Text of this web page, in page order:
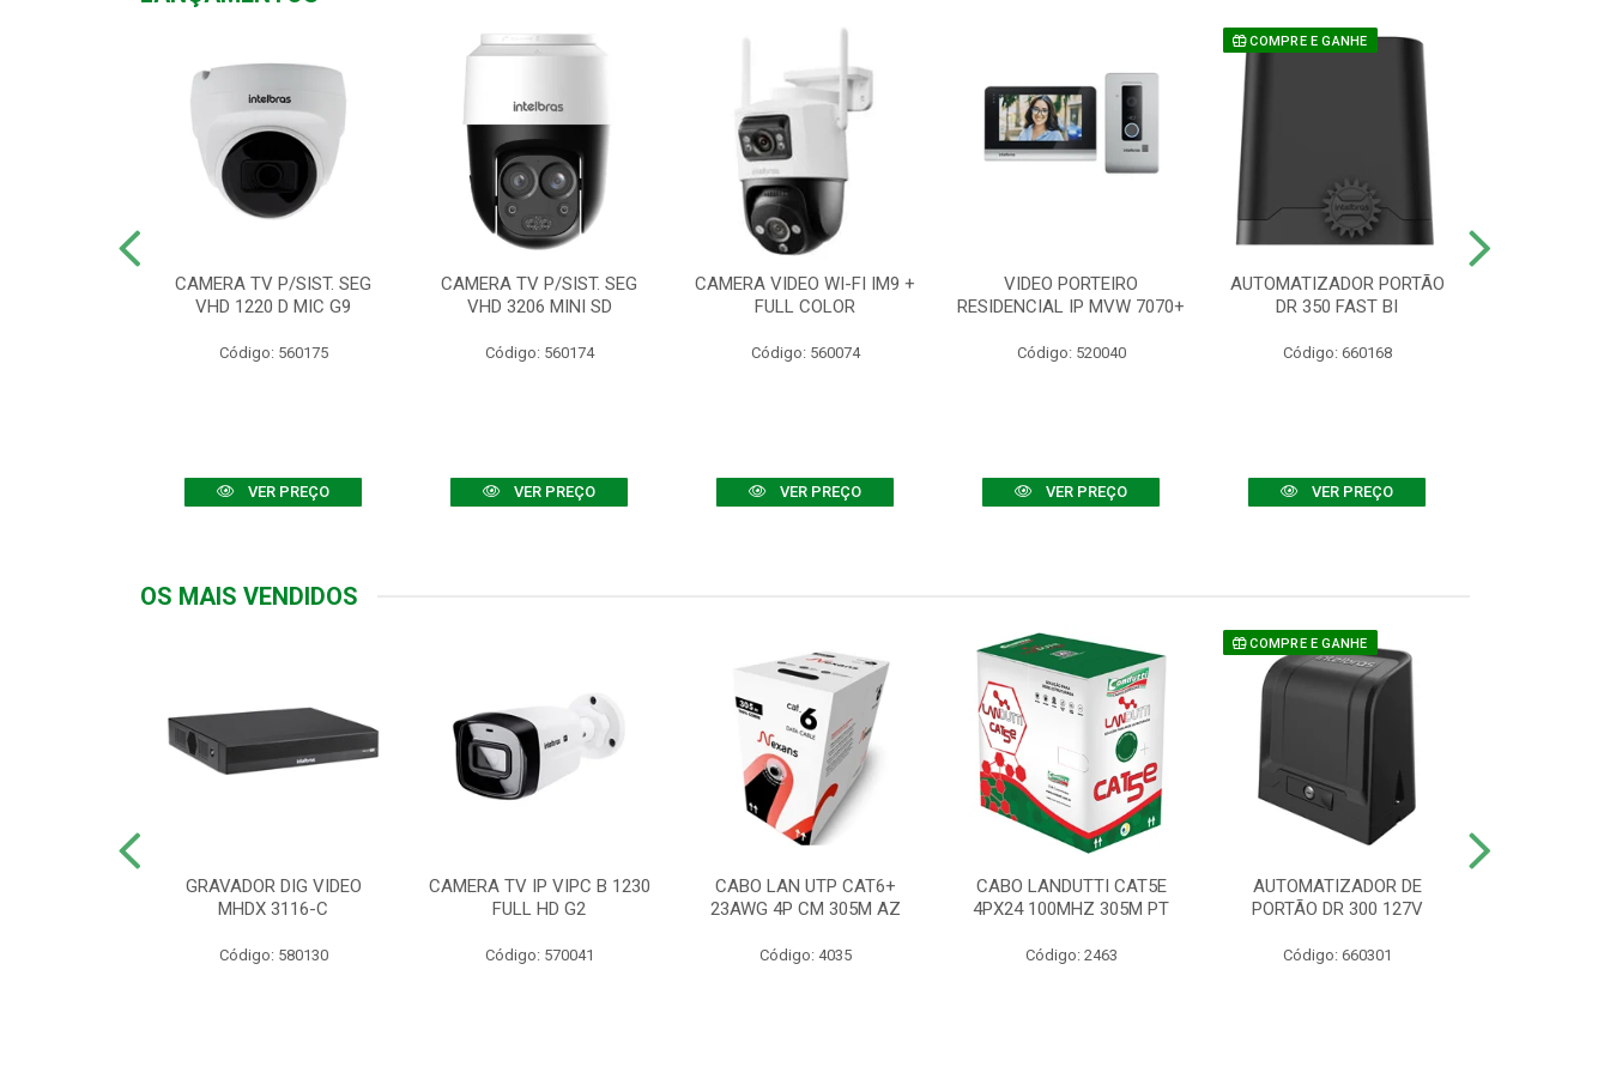
CAMERA TV P/SIST. SEG
VHD 1220 D MIC G9
Código: 560175
VER PREÇO
CAMERA TV P/SIST. SEG
VHD 3206 MINI SD
Código: 560174
VER PREÇO
CAMERA VIDEO WI-FI IM9 +
FULL COLOR
Código: 560074
VER PREÇO
VIDEO PORTEIRO
RESIDENCIAL IP MVW 7070+
Código: 520040
VER PREÇO
COMPRE E GANHE
AUTOMATIZADOR PORTÃO
DR 350 FAST BI
Código: 660168
VER PREÇO
OS MAIS VENDIDOS
GRAVADOR DIG VIDEO
MHDX 3116-C
Código: 580130
CAMERA TV IP VIPC B 1230
FULL HD G2
Código: 570041
CABO LAN UTP CAT6+
23AWG 4P CM 305M AZ
Código: 4035
CABO LANDUTTI CAT5E
4PX24 100MHZ 305M PT
Código: 2463
COMPRE E GANHE
AUTOMATIZADOR DE
PORTÃO DR 300 127V
Código: 660301